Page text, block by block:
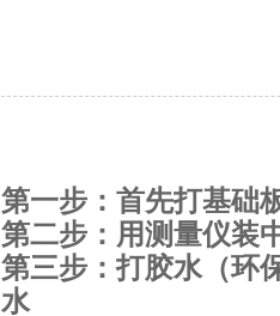
第一步：首先打基础
第二步：用测量仪装
第三步：打胶水（环
水